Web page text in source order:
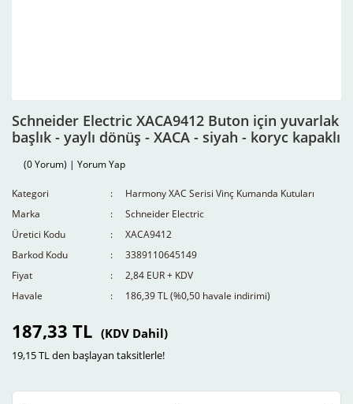
Schneider Electric XACA9412 Buton için yuvarlak
başlık - yaylı dönüş - XACA - siyah - koryc kapaklı
(0 Yorum) | Yorum Yap
Kategori
Harmony XAC Serisi Vinç Kumanda Kutuları
Marka
Schneider Electric
Üretici Kodu
XACA9412
Barkod Kodu
3389110645149
Fiyat
2,84 EUR + KDV
Havale
186,39 TL (%0,50 havale indirimi)
187,33 TL (KDV Dahil)
19,15 TL den başlayan taksitlerle!